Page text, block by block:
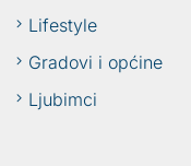
Lifestyle
Gradovi i općine
Ljubimci